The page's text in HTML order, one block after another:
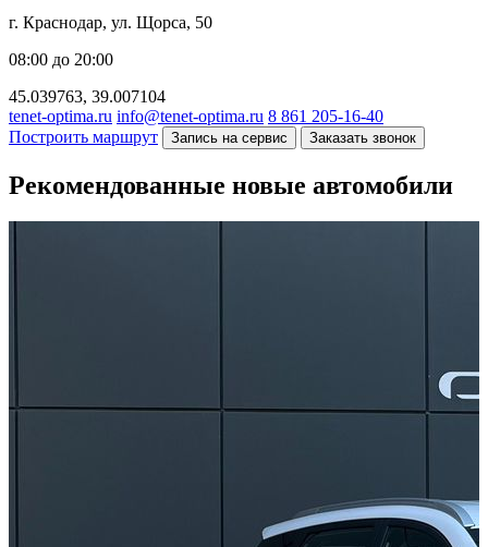
г. Краснодар, ул. Щорса, 50
08:00 до 20:00
45.039763, 39.007104
tenet-optima.ru info@tenet-optima.ru 8 861 205-16-40
Построить маршрут
Запись на сервис Заказать звонок
Рекомендованные новые автомобили